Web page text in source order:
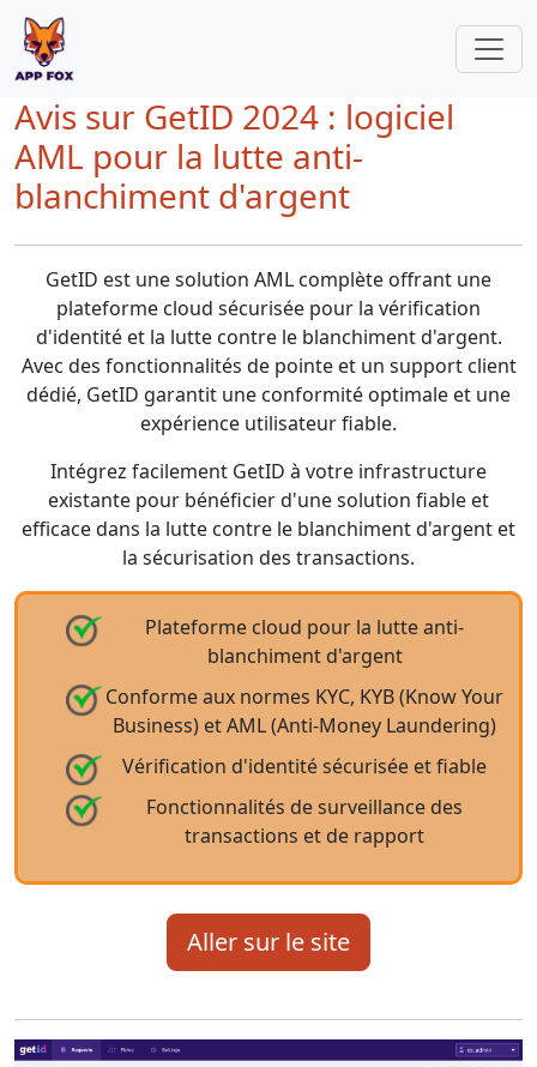
Avis sur GetID 2024 : logiciel
AML pour la lutte anti-
blanchiment d'argent
GetID est une solution AML complète offrant une
plateforme cloud sécurisée pour la vérification
d'identité et la lutte contre le blanchiment d'argent.
Avec des fonctionnalités de pointe et un support client
dédié, GetID garantit une conformité optimale et une
expérience utilisateur fiable.
Intégrez facilement GetID à votre infrastructure
existante pour bénéficier d'une solution fiable et
efficace dans la lutte contre le blanchiment d'argent et
la sécurisation des transactions.
Plateforme cloud pour la lutte anti-
blanchiment d'argent
Conforme aux normes KYC, KYB (Know Your
Business) et AML (Anti-Money Laundering)
Vérification d'identité sécurisée et fiable
Fonctionnalités de surveillance des
transactions et de rapport
Aller sur le site